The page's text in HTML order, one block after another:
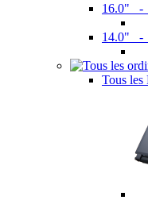
16.0" -
14.0" -
Tous les